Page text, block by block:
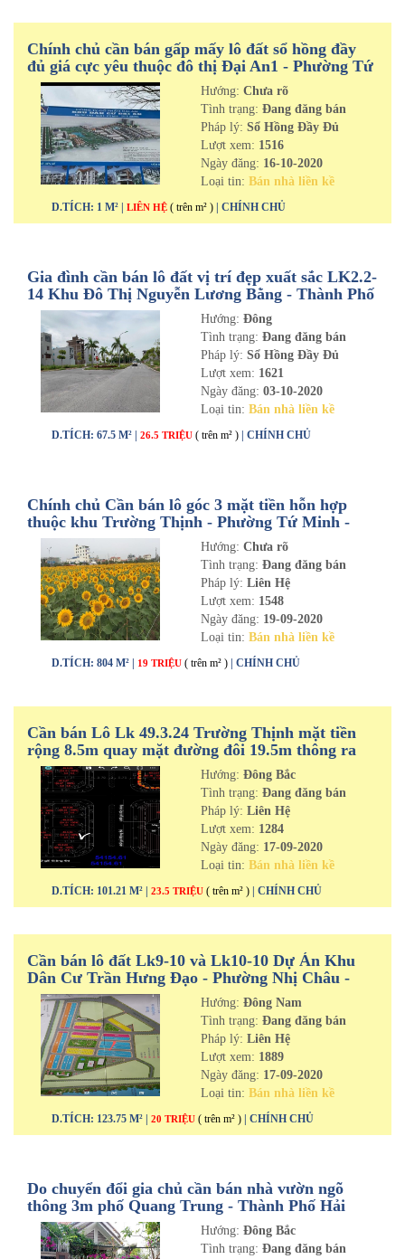
Chính chủ cần bán gấp mấy lô đất sổ hồng đầy
đủ giá cực yêu thuộc đô thị Đại An1 - Phường Tứ
Minh - TPHD
Hướng: Chưa rõ
Tình trạng: Đang đăng bán
Pháp lý: Sổ Hồng Đầy Đủ
Lượt xem: 1516
Ngày đăng: 16-10-2020
Loại tin: Bán nhà liền kề
D.TÍCH: 1 M² | LIÊN HỆ ( trên m² ) | CHÍNH CHỦ
Gia đình cần bán lô đất vị trí đẹp xuất sắc LK2.2-
14 Khu Đô Thị Nguyễn Lương Bằng - Thành Phố
Hải Dương
Hướng: Đông
Tình trạng: Đang đăng bán
Pháp lý: Sổ Hồng Đầy Đủ
Lượt xem: 1621
Ngày đăng: 03-10-2020
Loại tin: Bán nhà liền kề
D.TÍCH: 67.5 M² | 26.5 TRIỆU ( trên m² ) | CHÍNH CHỦ
Chính chủ Cần bán lô góc 3 mặt tiền hỗn hợp
thuộc khu Trường Thịnh - Phường Tứ Minh -
TPHD
Hướng: Chưa rõ
Tình trạng: Đang đăng bán
Pháp lý: Liên Hệ
Lượt xem: 1548
Ngày đăng: 19-09-2020
Loại tin: Bán nhà liền kề
D.TÍCH: 804 M² | 19 TRIỆU ( trên m² ) | CHÍNH CHỦ
Cần bán Lô Lk 49.3.24 Trường Thịnh mặt tiền
rộng 8.5m quay mặt đường đôi 19.5m thông ra
cầu Đảo Ngọc - Tp Hải Dương
Hướng: Đông Bắc
Tình trạng: Đang đăng bán
Pháp lý: Liên Hệ
Lượt xem: 1284
Ngày đăng: 17-09-2020
Loại tin: Bán nhà liền kề
D.TÍCH: 101.21 M² | 23.5 TRIỆU ( trên m² ) | CHÍNH CHỦ
Cần bán lô đất Lk9-10 và Lk10-10 Dự Án Khu
Dân Cư Trần Hưng Đạo - Phường Nhị Châu -
Thành phố Hải Dương
Hướng: Đông Nam
Tình trạng: Đang đăng bán
Pháp lý: Liên Hệ
Lượt xem: 1889
Ngày đăng: 17-09-2020
Loại tin: Bán nhà liền kề
D.TÍCH: 123.75 M² | 20 TRIỆU ( trên m² ) | CHÍNH CHỦ
Do chuyển đổi gia chủ cần bán nhà vườn ngõ
thông 3m phố Quang Trung - Thành Phố Hải
Dương
Hướng: Đông Bắc
Tình trạng: Đang đăng bán